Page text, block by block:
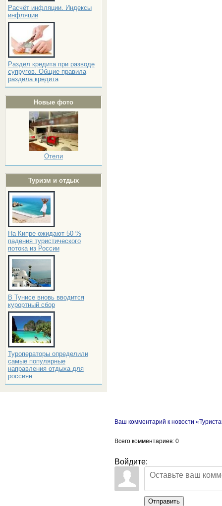
Расчёт инфляции. Индексы
инфляции
Раздел кредита при разводе
супругов. Общие правила
раздела кредита
Новые фото
Отели
Туризм и отдых
На Кипре ожидают 50 %
падения туристического
потока из России
В Тунисе вновь вводится
курортный сбор
Туроператоры определили
самые популярные
направления отдыха для
россиян
Ваш комментарий к новости
Всего комментариев: 0
Войдите:
Отправить